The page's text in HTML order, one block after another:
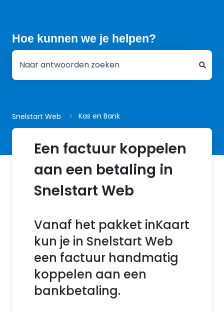
Hoe kunnen we je helpen?
Snelstart Web Kas en Bank
Een factuur koppelen
aan een betaling in
Snelstart Web
Vanaf het pakket inKaart
kun je in Snelstart Web
een factuur handmatig
koppelen aan een
bankbetaling.